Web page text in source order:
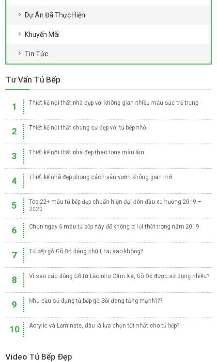
Dự Án Đã Thực Hiện
Khuyến Mãi
Tin Tức
Tư Vấn Tủ Bếp
1 Thiết kế nội thất nhà đẹp với không gian nhiều màu sắc trẻ trung
2 Thiết kế nội thất chung cư đẹp với tủ bếp nhỏ
3 Thiết kế nội thất nhà đẹp theo tone màu ấm
4 Thiết kế nhà đẹp phong cách sân vườn không gian mở
5
Top 22+ mẫu tủ bếp đẹp chuẩn hiện đại đón đầu xu hướng 2019 –
2020
6 Chọn ngay 6 màu tủ bếp này để không bị lỗi thời trong năm 2019
7 Tủ bếp gỗ Gõ Đỏ dáng chữ I, tại sao không?
8 Vì sao các dòng Gỗ từ Lào như Căm Xe, Gõ Đỏ được sử dụng nhiều?
9 Nhu cầu sử dụng tủ bếp gỗ Sồi đang tăng mạnh???
10 Acrylic và Laminate, đâu là lựa chọn tốt nhất cho tủ bếp?
Video Tủ Bếp Đẹp